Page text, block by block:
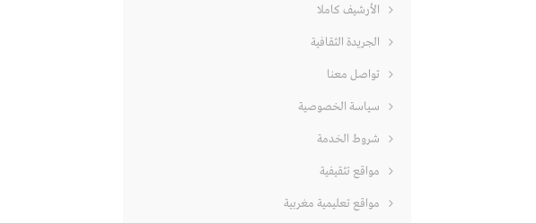
الأرشيف كاملا
الجريدة الثقافية
تواصل معنا
سياسة الخصوصية
شروط الخدمة
مواقع تثقيفية
مواقع تعليمية مغربية